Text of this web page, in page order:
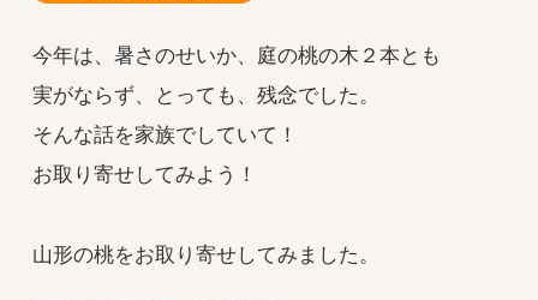
今年は、暑さのせいか、庭の桃の木２本とも
実がならず、とっても、残念でした。
そんな話を家族でしていて！
お取り寄せしてみよう！
山形の桃をお取り寄せしてみました。